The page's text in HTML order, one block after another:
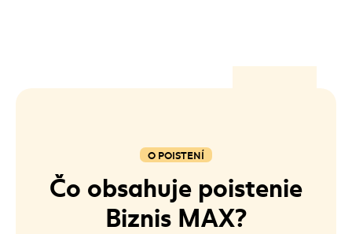
O POISTENÍ
Čo obsahuje poistenie
Biznis MAX?